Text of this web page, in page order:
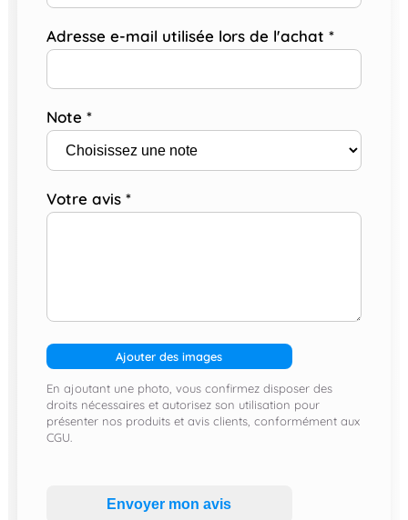
Adresse e-mail utilisée lors de l'achat *
Note *
Votre avis *
Ajouter des images
En ajoutant une photo, vous confirmez disposer des
droits nécessaires et autorisez son utilisation pour
présenter nos produits et avis clients, conformément aux
CGU.
Envoyer mon avis